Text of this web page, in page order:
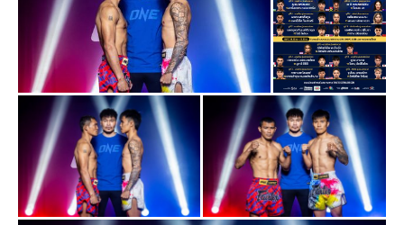
คู่เอก “อภิวัฒน์ ส.สมนึก” มวยศอกจากหนองคาย ปะทะ
ปานเผด็จ เอ็นเอฟ.ลูกสวน” นักชกฝีมือฉกาจจากเชียงใหม่
ที่ไม่เคยแพ้ใครบนสังเวียนแห่งนี้ ในกติกามวยไทย รุ่นฟลาย
เวต (125-135 ป.)
อีกหนึ่งคู่ไฮไลต์ประจำรายการ “ สุริยันต์เล็ก พ.เย็นยิ่ง” จอมบู๊
หมัดโหดจากมหาสารคาม ท้าชนมวยร่างโย่ง “ตาวฟิก มา
วินมวยไทย” จากโมร็อกโก ในกติกามวยไทย รุ่นฟลายเวต
ร่วมด้วย “เอลลิส บาร์โบซา” มวยพลังแกร่งจากสหราช